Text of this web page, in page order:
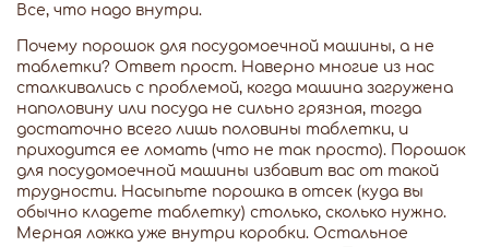
Все, что надо внутри.
Почему порошок для посудомоечной машины, а не
таблетки? Ответ прост. Наверно многие из нас
сталкивались с проблемой, когда машина загружена
наполовину или посуда не сильно грязная, тогда
достаточно всего лишь половины таблетки, и
приходится ее ломать (что не так просто). Порошок
для посудомоечной машины избавит вас от такой
трудности. Насыпьте порошка в отсек (куда вы
обычно кладете таблетку) столько, сколько нужно.
Мерная ложка уже внутри коробки. Остальное